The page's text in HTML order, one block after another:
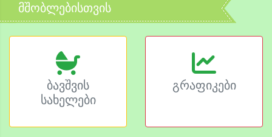
მშობლებისთვის
ბავშვის
სახელები
გრაფიკები